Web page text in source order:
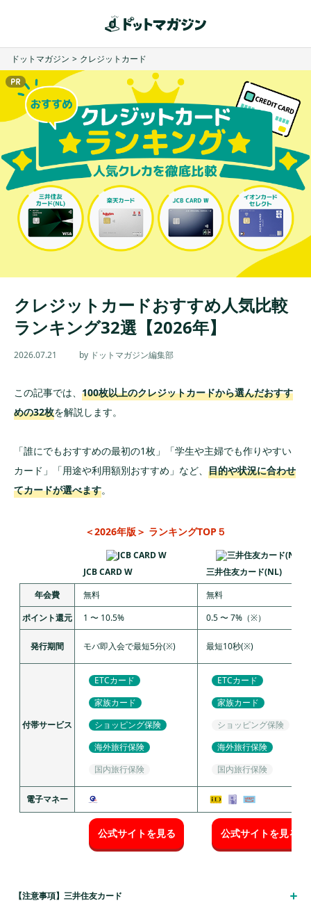
ドットマガジン > クレジットカード
クレジットカードおすすめ人気比較
ランキング32選【2026年】
2026.07.21 by ドットマガジン編集部
この記事では、 100枚以上のクレジットカードから選んだおすす
めの32枚を解説します。
「誰にでもおすすめの最初の1枚」「学生や主婦でも作りやすい
カード」「用途や利用額別おすすめ」など、 目的や状況に合わせ
てカードが選べます。
＜2026年版＞ ランキングTOP５
JCB CARD W
三井住友カード(NL)
年会費
無料
無料
ポイント還元
1 〜 10.5% 0.5 〜 7%（※）
発行期間 モバ即入会で最短5分(※) 最短10秒(※)
付帯サービス
ETCカード
家族カード
ショッピング保険
海外旅行保険
国内旅行保険
ETCカード
家族カード
ショッピング保険
海外旅行保険
国内旅行保険
電子マネー
公式サイトを見る 公式サイトを見る
【注意事項】三井住友カード